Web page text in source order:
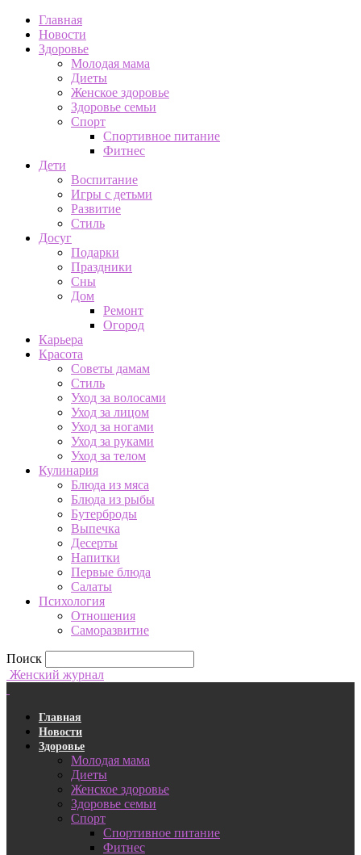
Главная
Новости
Здоровье
Молодая мама
Диеты
Женское здоровье
Здоровье семьи
Спорт
Спортивное питание
Фитнес
Дети
Воспитание
Игры с детьми
Развитие
Стиль
Досуг
Подарки
Праздники
Сны
Дом
Ремонт
Огород
Карьера
Красота
Советы дамам
Стиль
Уход за волосами
Уход за лицом
Уход за ногами
Уход за руками
Уход за телом
Кулинария
Блюда из мяса
Блюда из рыбы
Бутерброды
Выпечка
Десерты
Напитки
Первые блюда
Салаты
Психология
Отношения
Саморазвитие
Поиск
Женский журнал
Главная
Новости
Здоровье
Молодая мама
Диеты
Женское здоровье
Здоровье семьи
Спорт
Спортивное питание
Фитнес